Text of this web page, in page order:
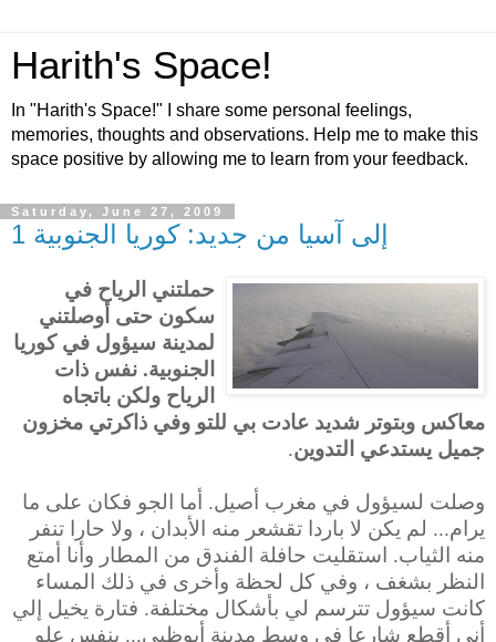
Harith's Space!
In "Harith's Space!" I share some personal feelings,
memories, thoughts and observations. Help me to make this
space positive by allowing me to learn from your feedback.
Saturday, June 27, 2009
إلى آسيا من جديد: كوريا الجنوبية 1
حملتني الرياح في
سكون حتى أوصلتني
لمدينة سيؤول في كوريا
الجنوبية. نفس ذات
الرياح ولكن باتجاه
معاكس وبتوتر شديد عادت بي للتو وفي ذاكرتي مخزون
جميل يستدعي التدوين.
وصلت لسيؤول في مغرب أصيل. أما الجو فكان على ما
يرام... لم يكن لا باردا تقشعر منه الأبدان ، ولا حارا تنفر
منه الثياب. استقليت حافلة الفندق من المطار وأنا أمتع
النظر بشغف ، وفي كل لحظة وأخرى في ذلك المساء
كانت سيؤول تترسم لي بأشكال مختلفة. فتارة يخيل إلي
أني أقطع شارعا في وسط مدينة أبوظبي... بنفس علو